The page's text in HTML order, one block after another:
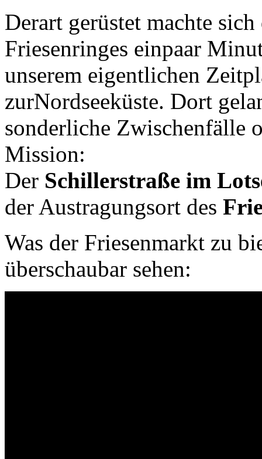
Derart gerüstet machte
Friesenringes einpaar
unserem eigentlichen
zurNordseeküste. Dort
sonderliche Zwischenfälle
Mission:
Der Schillerstraße im
der Austragungsort des
Was der Friesenmarkt zu
überschaubar sehen: